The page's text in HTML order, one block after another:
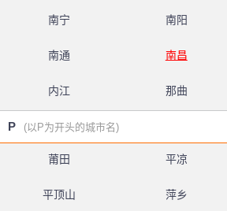
南宁 南阳
南通 南昌
内江 那曲
P (以P为开头的城市名)
莆田 平凉
平顶山 萍乡